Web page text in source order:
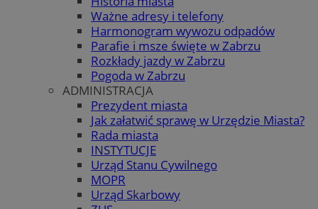
Ważne adresy i telefony
Harmonogram wywozu odpadów
Parafie i msze święte w Zabrzu
Rozkłady jazdy w Zabrzu
Pogoda w Zabrzu
ADMINISTRACJA
Prezydent miasta
Jak załatwić sprawę w Urzędzie Miasta?
Rada miasta
INSTYTUCJE
Urząd Stanu Cywilnego
MOPR
Urząd Skarbowy